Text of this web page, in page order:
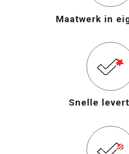
Maatwerk in
Snelle